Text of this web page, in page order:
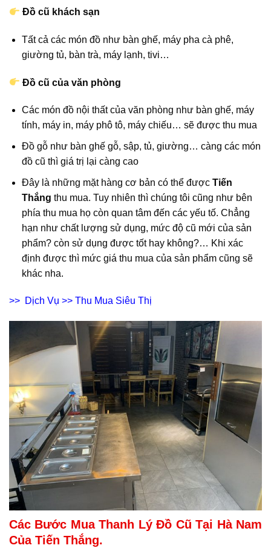
Đồ cũ khách sạn
Tất cả các món đồ như bàn ghế, máy pha cà phê,
giường tủ, bàn trà, máy lạnh, tivi…
Đồ cũ của văn phòng
Các món đồ nội thất của văn phòng như bàn ghế, máy
tính, máy in, máy phô tô, máy chiếu… sẽ được thu mua
Đồ gỗ như bàn ghế gỗ, sập, tủ, giường… càng các món
đồ cũ thì giá trị lại càng cao
Đây là những mặt hàng cơ bản có thể đượcTiến
Thắng thu mua. Tuy nhiên thì chúng tôi cũng như bên
phía thu mua họ còn quan tâm đến các yếu tố. Chẳng
hạn như chất lượng sử dụng, mức độ cũ mới của sản
phẩm? còn sử dụng được tốt hay không?… Khi xác
định được thì mức giá thu mua của sản phẩm cũng sẽ
khác nha.
>> Dịch Vụ >> Thu Mua Siêu Thị
Các Bước Mua Thanh Lý Đồ Cũ Tại Hà Nam
Của Tiến Thắng.